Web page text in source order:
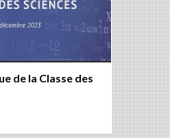
de la Classe des